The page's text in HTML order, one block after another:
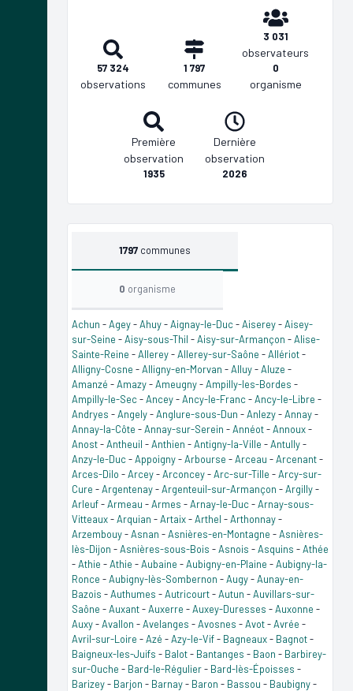
57 324
observations
1 797
communes
3 031
observateurs
0
organisme
Première
observation
1935
Dernière
observation
2026
1797 communes
0 organisme
Achun -Agey-Ahuy-Aignay-le-Duc -Aiserey-Aisey-
sur-Seine -Aisy-sous-Thil -Aisy-sur-Armançon -Alise-
Sainte-Reine -Allerey-Allerey-sur-Saône -Allériot-
Alligny-Cosne -Alligny-en-Morvan -Alluy-Aluze -
Amanzé -Amazy-Ameugny-Ampilly-les-Bordes -
Ampilly-le-Sec -Ancey-Ancy-le-Franc -Ancy-le-Libre -
Andryes -Angely-Anglure-sous-Dun -Anlezy-Annay-
Annay-la-Côte -Annay-sur-Serein -Annéot-Annoux-
Anost-Antheuil -Anthien -Antigny-la-Ville -Antully-
Anzy-le-Duc -Appoigny-Arbourse -Arceau -Arcenant-
Arces-Dilo -Arcey-Arconcey-Arc-sur-Tille -Arcy-sur-
Cure -Argentenay-Argenteuil-sur-Armançon -Argilly-
Arleuf-Armeau -Armes -Arnay-le-Duc -Arnay-sous-
Vitteaux-Arquian -Artaix-Arthel -Arthonnay-
Arzembouy-Asnan -Asnières-en-Montagne -Asnières-
lès-Dijon -Asnières-sous-Bois -Asnois -Asquins -Athée
-Athie -Athie -Aubaine -Aubigny-en-Plaine -Aubigny-la-
Ronce -Aubigny-lès-Sombernon -Augy-Aunay-en-
Bazois -Authumes -Autricourt-Autun -Auvillars-sur-
Saône -Auxant-Auxerre -Auxey-Duresses -Auxonne -
Auxy-Avallon -Avelanges -Avosnes -Avot-Avrée -
Avril-sur-Loire -Azé -Azy-le-Vif- Bagneaux- Bagnot-
Baigneux-les-Juifs - Balot- Bantanges - Baon - Barbirey-
sur-Ouche - Bard-le-Régulier- Bard-lès-Époisses -
Barizey- Barjon - Barnay- Baron - Bassou - Baubigny-